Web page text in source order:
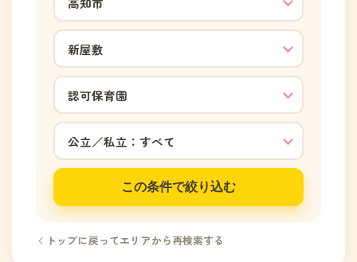
この条件で絞り込む
トップに戻ってエリアから再検索する